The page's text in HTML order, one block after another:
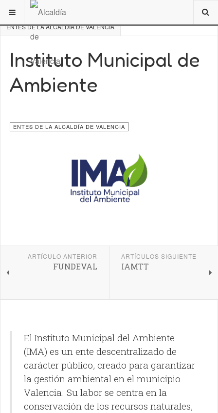
ESTÁ AQUÍ: DE INTERÉS
ENTES DE LA ALCALDÍA DE VALENCIA
Instituto Municipal de
Ambiente
ENTES DE LA ALCALDÍA DE VALENCIA
ARTÍCULO ANTERIOR
FUNDEVAL
ARTÍCULOS SIGUIENTE
IAMTT
El Instituto Municipal del Ambiente
(IMA) es un ente descentralizado de
carácter público, creado para garantizar
la gestión ambiental en el municipio
Valencia. Su labor se centra en la
conservación de los recursos naturales,